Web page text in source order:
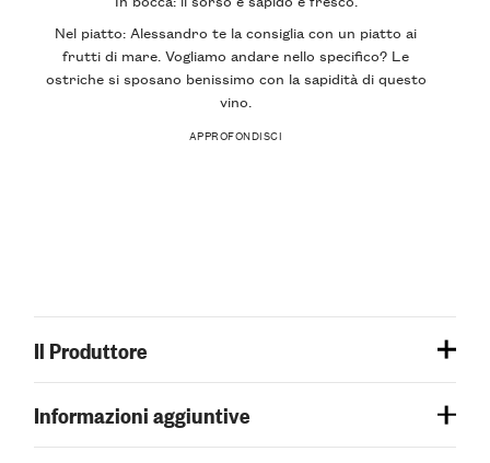
Nel piatto: Alessandro te la consiglia con un piatto ai
frutti di mare. Vogliamo andare nello specifico? Le
ostriche si sposano benissimo con la sapidità di questo
vino.
APPROFONDISCI
Il Produttore
Informazioni aggiuntive